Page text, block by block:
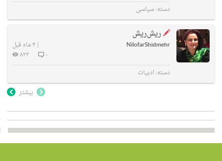
دسته:سیاسی
ریش‌ریش
NilofarShidmehr
| ۴ ماه قبل
۰
۸۲۳
دسته:ادبیات
بیشتر